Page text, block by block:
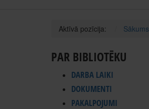
Aktīvā pozīcija: Sākums
PAR BIBLIOTĒKU
DARBA LAIKI
DOKUMENTI
PAKALPOJUMI